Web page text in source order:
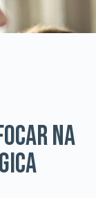
NA